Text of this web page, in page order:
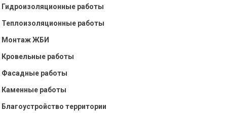
Гидроизоляционные работы
Теплоизоляционные работы
Монтаж ЖБИ
Кровельные работы
Фасадные работы
Каменные работы
Благоустройство территории